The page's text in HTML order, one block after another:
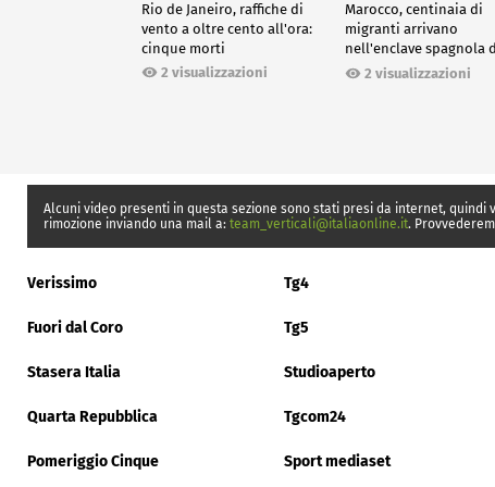
Rio de Janeiro, raffiche di
vento a oltre cento all'ora:
cinque morti
2 visualizzazioni
Marocco, centinaia di
migranti arrivano
nell'enclave spagnola
Ceuta2 visualizzazioni
Alcuni video presenti in questa sezione sono stati presi da internet,
rimozione inviando una mail a: team_verticali@italiaonline.it.
Verissimo Tg4
Fuori dal Coro Tg5
Stasera Italia Studioaperto
Quarta Repubblica Tgcom24
Pomeriggio Cinque Sport mediaset